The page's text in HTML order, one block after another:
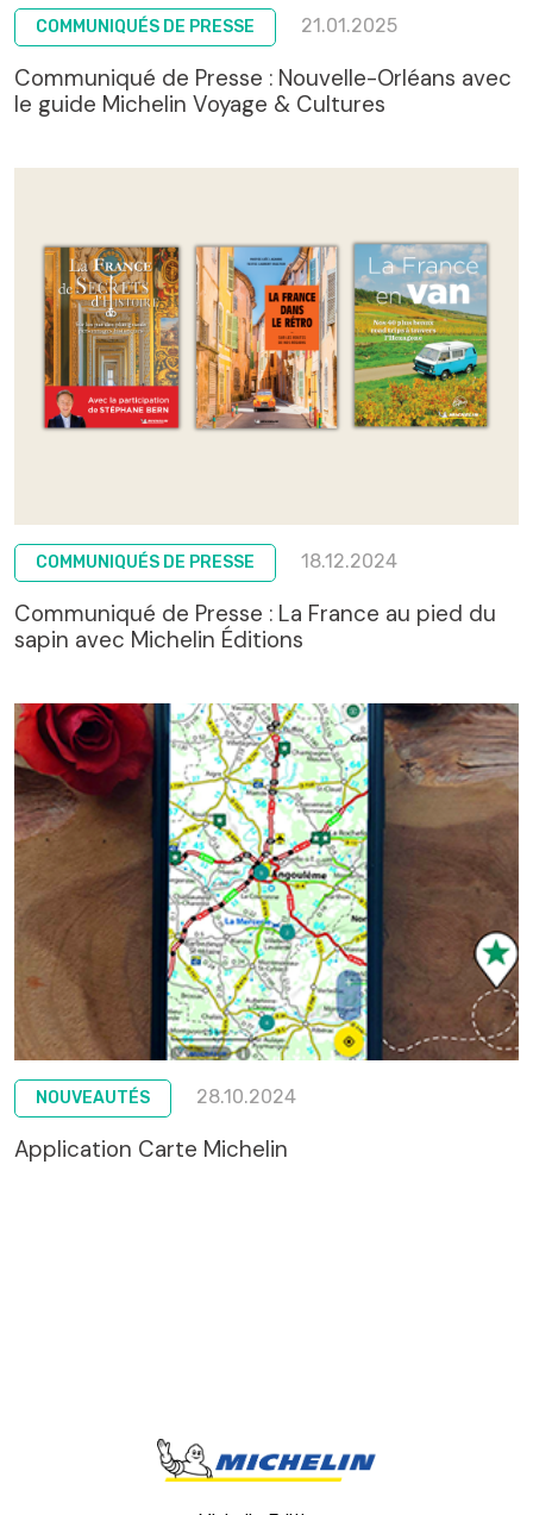
COMMUNIQUÉS DE PRESSE 21.01.2025
Communiqué de Presse : Nouvelle-Orléans avec
le guide Michelin Voyage & Cultures
COMMUNIQUÉS DE PRESSE 18.12.2024
Communiqué de Presse : La France au pied du
sapin avec Michelin Éditions
NOUVEAUTÉS 28.10.2024
Application Carte Michelin